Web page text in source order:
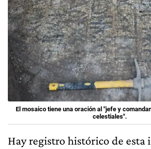
El mosaico tiene una oración al "jefe y
celestiales".
Hay registro histórico de esta